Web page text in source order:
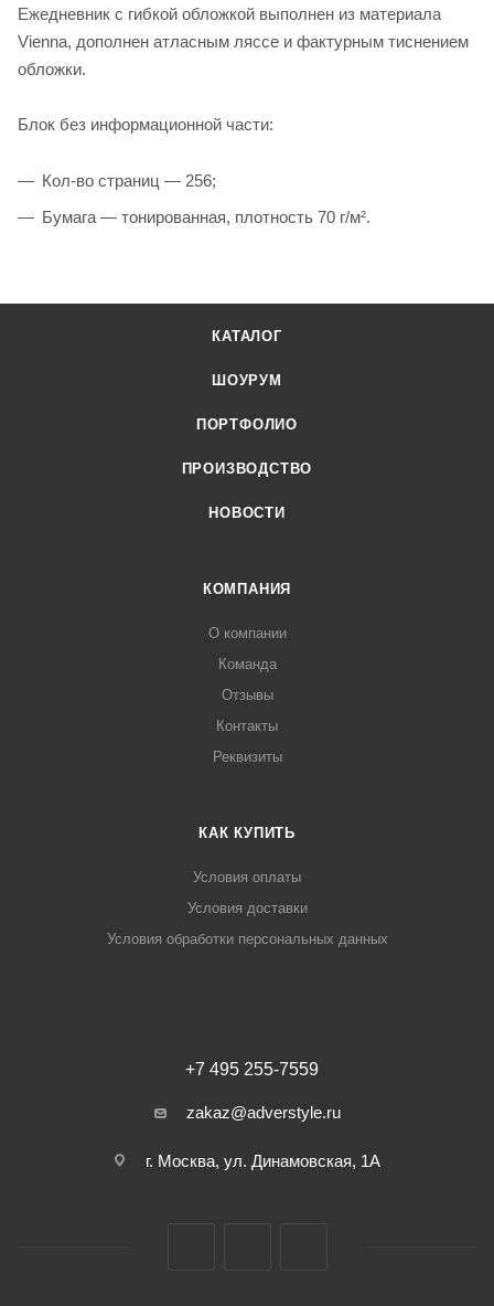
Ежедневник с гибкой обложкой выполнен из материала
Vienna, дополнен атласным ляссе и фактурным тиснением
обложки.
Блок без информационной части:
Кол-во страниц — 256;
Бумага — тонированная, плотность 70 г/м².
КАТАЛОГ
ШОУРУМ
ПОРТФОЛИО
ПРОИЗВОДСТВО
НОВОСТИ
КОМПАНИЯ
О компании
Команда
Отзывы
Контакты
Реквизиты
КАК КУПИТЬ
Условия оплаты
Условия доставки
Условия обработки персональных данных
+7 495 255-7559
zakaz@adverstyle.ru
г. Москва, ул. Динамовская, 1А